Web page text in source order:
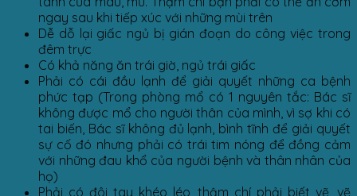
ngay sau khi tiếp xúc với những mùi trên
Dễ dỗ lại giấc ngủ bị gián đoạn do công việc trong
đêm trực
Có khả năng ăn trái giờ, ngủ trái giấc
Phải có cái đầu lạnh để giải quyết những ca bệnh
phức tạp (Trong phòng mổ có 1 nguyên tắc: Bác sĩ
không được mổ cho người thân của mình, vì sợ khi có
tai biến, Bác sĩ không đủ lạnh, bình tĩnh để giải quyết
sự cố đó nhưng phải có trái tim nóng để đồng cảm
với những đau khổ của người bệnh và thân nhân của
họ)
Phải có đôi tay khéo léo, thậm chí phải biết vẽ, vẽ